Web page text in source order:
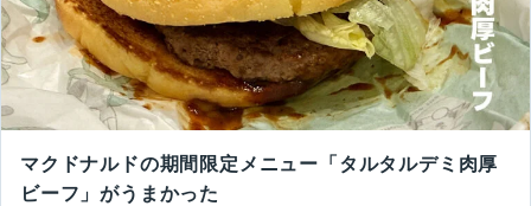
マクドナルドの期間限定メニュー「タルタルデミ肉厚
ビーフ」がうまかった